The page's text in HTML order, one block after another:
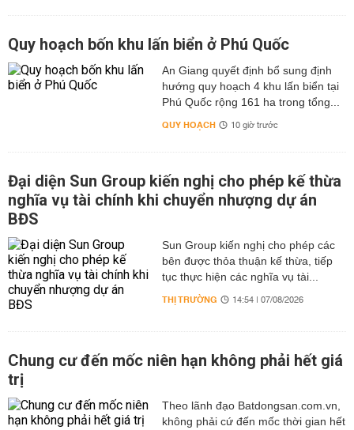
Quy hoạch bốn khu lấn biển ở Phú Quốc
An Giang quyết định bổ sung định
hướng quy hoạch 4 khu lấn biển tại
Phú Quốc rộng 161 ha trong tổng...
QUY HOẠCH 10 giờ trước
Đại diện Sun Group kiến nghị cho phép kế thừa
nghĩa vụ tài chính khi chuyển nhượng dự án
BĐS
Sun Group kiến nghị cho phép các
bên được thỏa thuận kế thừa, tiếp
tục thực hiện các nghĩa vụ tài...
THỊ TRƯỜNG 14:54 | 07/08/2026
Chung cư đến mốc niên hạn không phải hết giá
trị
Theo lãnh đạo Batdongsan.com.vn,
không phải cứ đến mốc thời gian hết